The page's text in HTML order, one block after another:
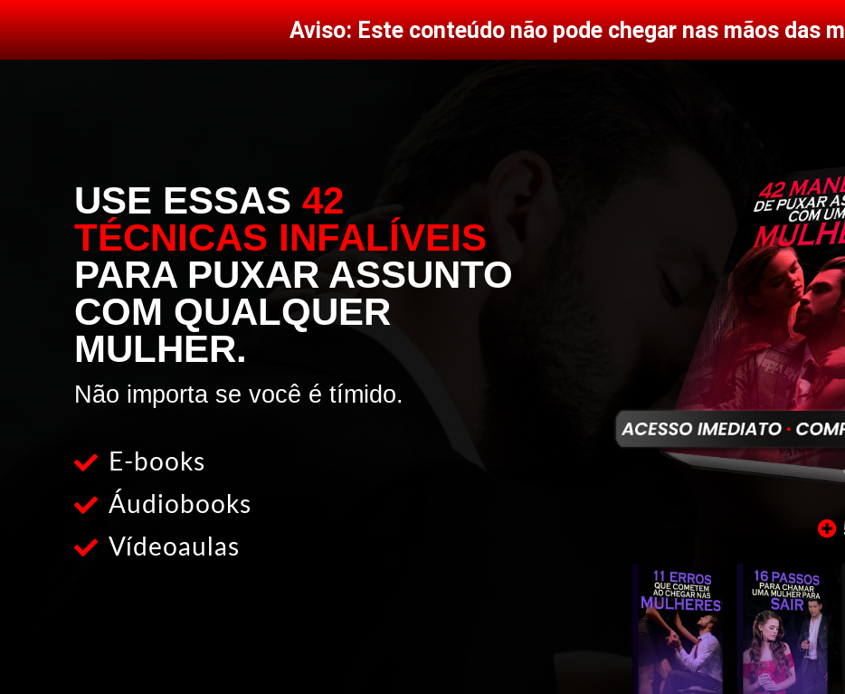
Aviso: Este conteúdo não pode chegar nas mãos das
USE ESSAS 42
TÉCNICAS INFALÍVEIS
PARA PUXAR ASSUNTO
COM QUALQUER
MULHER.
Não importa se você é tímido.
E-books
Áudiobooks
Vídeoaulas